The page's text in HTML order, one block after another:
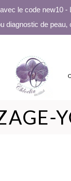
le code new10
diagnostic de